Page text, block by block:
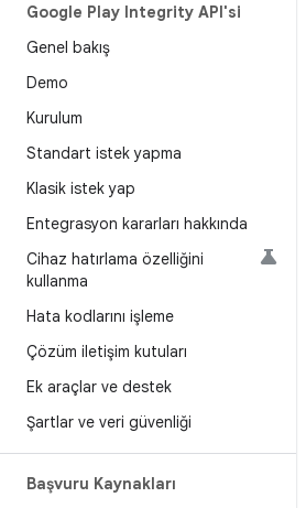
Google Play Integrity API'si
Genel bakış
Demo
Kurulum
Standart istek yapma
Klasik istek yap
Entegrasyon kararları hakkında
Cihaz hatırlama özelliğini
kullanma
Hata kodlarını işleme
Çözüm iletişim kutuları
Ek araçlar ve destek
Şartlar ve veri güvenliği
Başvuru Kaynakları